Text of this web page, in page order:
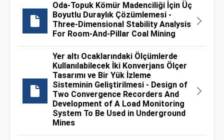
Oda-Topuk Kömür Madenciliği İçin Üç
Boyutlu Duraylık Çözümlemesi -
Three-Dimensional Stability Analysis
For Room-And-Pillar Coal Mining
Yer altı Ocaklarındaki Ölçümlerde
Kullanılabilecek İki Konverjans Ölçer
Tasarımı ve Bir Yük İzleme
Sisteminin Geliştirilmesi - Design of
Two Convergence Recorders And
Development of A Load Monitoring
System To Be Used in Underground
Mines